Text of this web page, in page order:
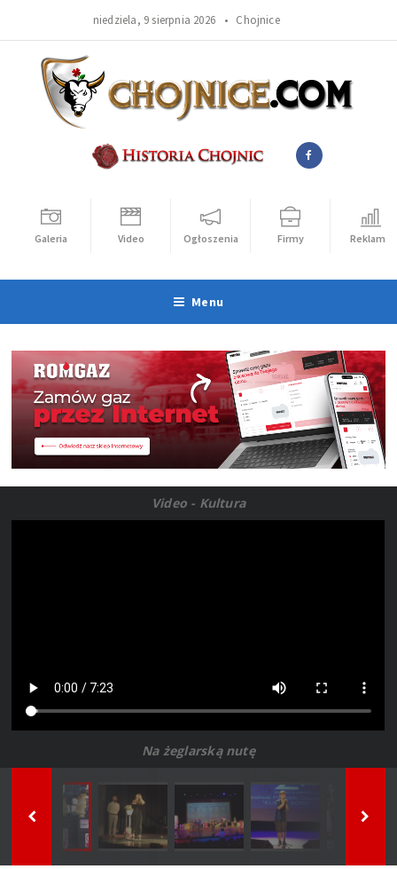
niedziela, 9 sierpnia 2026 • Chojnice
Galeria Video Ogłoszenia Firmy Reklama
Menu
Video - Kultura
Na żeglarską nutę